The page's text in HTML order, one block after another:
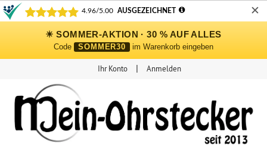
✕
☀ SOMMER-AKTION · 30 % AUF ALLES
Code SOMMER30 im Warenkorb eingeben
Ihr Konto Anmelden